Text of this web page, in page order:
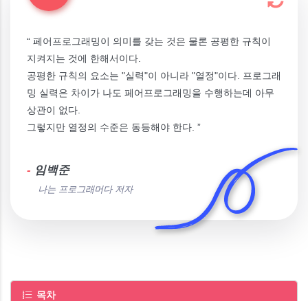
“ 페어프로그래밍이 의미를 갖는 것은 물론 공평한 규칙이
지켜지는 것에 한해서이다.
공평한 규칙의 요소는 "실력"이 아니라 "열정"이다. 프로그래
밍 실력은 차이가 나도 페어프로그래밍을 수행하는데 아무
상관이 없다.
그렇지만 열정의 수준은 동등해야 한다. ”
- 임백준
나는 프로그래머다 저자
목차